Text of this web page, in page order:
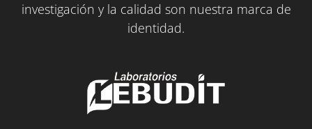
investigación y la calidad son nuestra marca de
identidad.